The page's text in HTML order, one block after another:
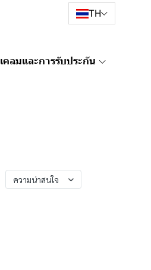
TH
เคลมและการรับประกัน
ความน่าสนใจ